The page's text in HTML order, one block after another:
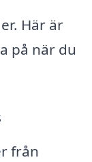
Här är
på när du
från